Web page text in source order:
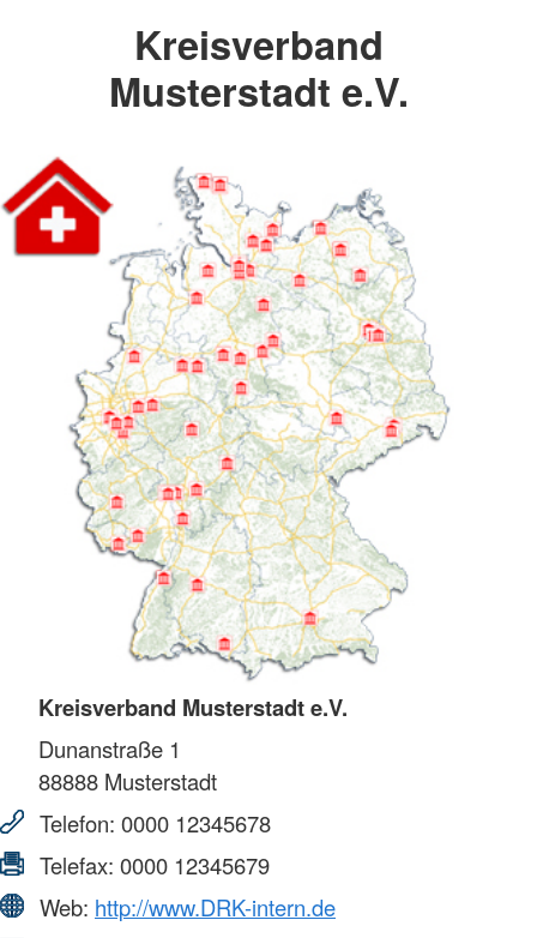
Kreisverband
Musterstadt e.V.
Kreisverband Musterstadt e.V.
Dunanstraße 1
88888 Musterstadt
Telefon: 0000 12345678
Telefax: 0000 12345679
Web: http://www.DRK-intern.de